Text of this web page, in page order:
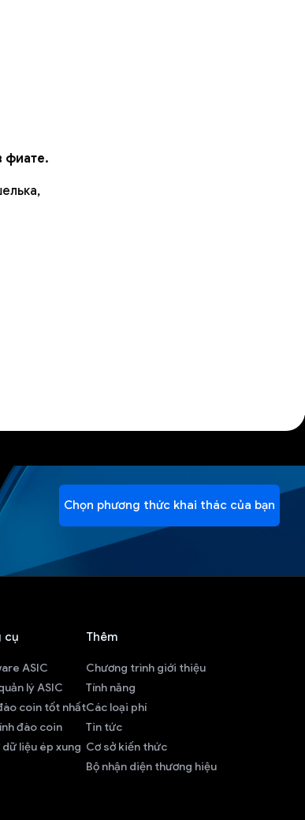
фиате.
Chọn phương thức khai thác của bạn
cụ
ASIC
lý ASIC
coin tốt nhất
đào coin
dữ liệu ép xung
Thêm
Chương trình giới thiệu
Tính năng
Các loại phí
Tin tức
Cơ sở kiến thức
Bộ nhận diện thương hiệu